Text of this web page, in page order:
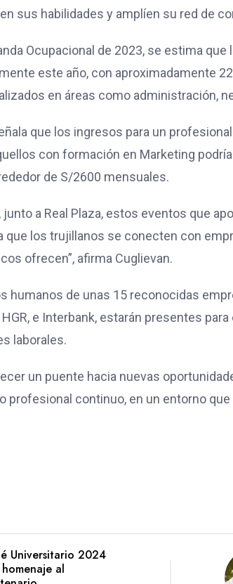
sus habilidades y amplíen su red de
Ocupacional de 2023, se estima
este año, con aproximadamente
en áreas como administración,
que los ingresos para un
con formación en Marketing
de S/2600 mensuales.
a Real Plaza, estos eventos que
que los trujillanos se conecten con
ofrecen”, afirma Cuglievan.
humanos de unas 15 reconocidas
e Interbank, estarán presentes
laborales.
un puente hacia nuevas
profesional continuo, en un entorno
Universitario 2024
al